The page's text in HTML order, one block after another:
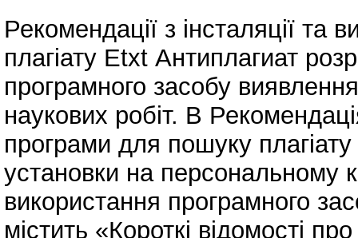
Рекомендації з інсталяції
плагіату Etxt Антиплагиат
програмного засобу
наукових робіт. В
програми для пошуку
установки на персональному
використання програмного
містить «Короткі відомості